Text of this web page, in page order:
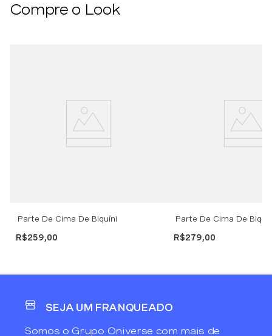
Compre o Look
Parte De Cima De Biquíni
Marrom
R$259,00
Parte De Cima De
Marrom
R$279,00
SEJA UM FRANQUEADO
Somos o Grupo Oniverse com mais de